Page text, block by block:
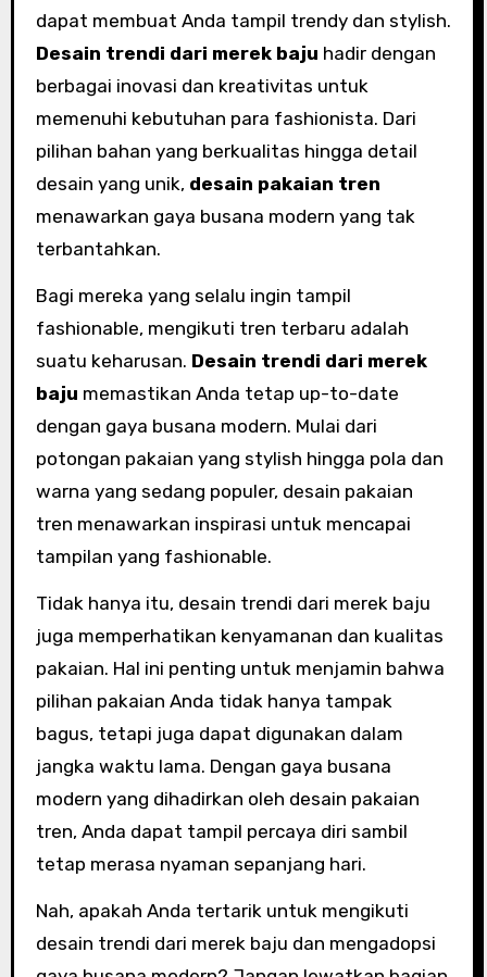
dapat membuat Anda tampil trendy dan stylish.
Desain trendi dari merek baju hadir dengan
berbagai inovasi dan kreativitas untuk
memenuhi kebutuhan para fashionista. Dari
pilihan bahan yang berkualitas hingga detail
desain yang unik, desain pakaian tren
menawarkan gaya busana modern yang tak
terbantahkan.
Bagi mereka yang selalu ingin tampil
fashionable, mengikuti tren terbaru adalah
suatu keharusan. Desain trendi dari merek
baju memastikan Anda tetap up-to-date
dengan gaya busana modern. Mulai dari
potongan pakaian yang stylish hingga pola dan
warna yang sedang populer, desain pakaian
tren menawarkan inspirasi untuk mencapai
tampilan yang fashionable.
Tidak hanya itu, desain trendi dari merek baju
juga memperhatikan kenyamanan dan kualitas
pakaian. Hal ini penting untuk menjamin bahwa
pilihan pakaian Anda tidak hanya tampak
bagus, tetapi juga dapat digunakan dalam
jangka waktu lama. Dengan gaya busana
modern yang dihadirkan oleh desain pakaian
tren, Anda dapat tampil percaya diri sambil
tetap merasa nyaman sepanjang hari.
Nah, apakah Anda tertarik untuk mengikuti
desain trendi dari merek baju dan mengadopsi